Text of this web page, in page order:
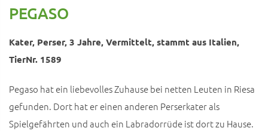
PEGASO
Kater, Perser, 3 Jahre, Vermittelt, stammt aus Italien,
TierNr. 1589
Pegaso hat ein liebevolles Zuhause bei netten Leuten in Riesa
gefunden. Dort hat er einen anderen Perserkater als
Spielgefährten und auch ein Labradorrüde ist dort zu Hause.